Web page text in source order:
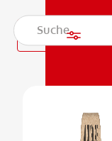
Filter